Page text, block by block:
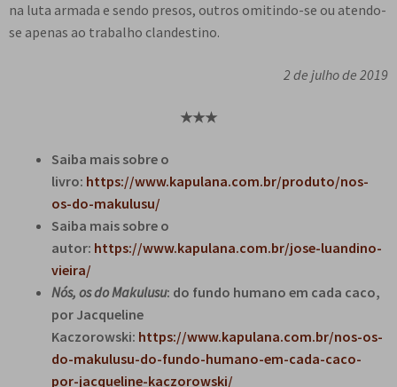
na luta armada e sendo presos, outros omitindo-se ou atendo-
se apenas ao trabalho clandestino.
2 de julho de 2019
★★★
Saiba mais sobre o
livro: https://www.kapulana.com.br/produto/nos-
os-do-makulusu/
Saiba mais sobre o
autor: https://www.kapulana.com.br/jose-luandino-
vieira/
Nós, os do Makulusu: do fundo humano em cada caco,
por Jacqueline
Kaczorowski: https://www.kapulana.com.br/nos-os-
do-makulusu-do-fundo-humano-em-cada-caco-
por-jacqueline-kaczorowski/